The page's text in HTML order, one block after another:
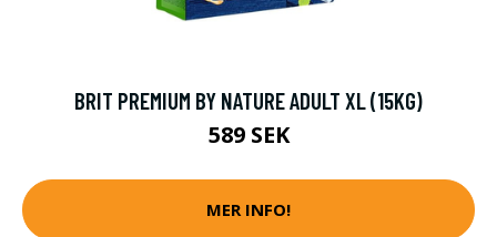
BRIT PREMIUM BY NATURE ADULT XL (15KG)
589 SEK
MER INFO!